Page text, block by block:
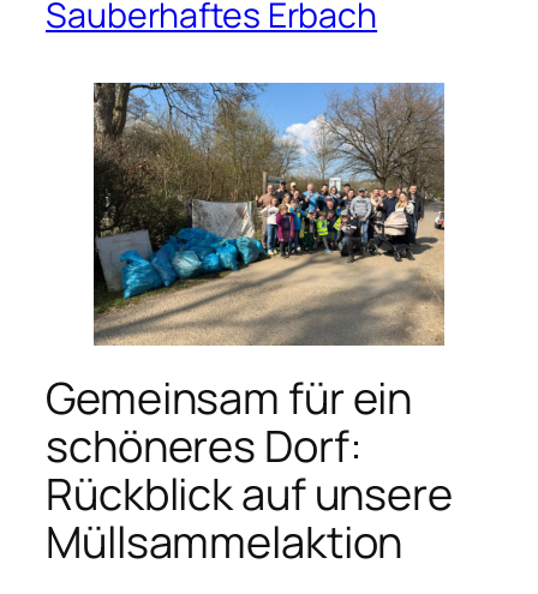
Sauberhaftes Erbach
Gemeinsam für ein
schöneres Dorf:
Rückblick auf unsere
Müllsammelaktion